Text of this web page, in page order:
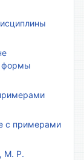
формы
с примерами
М. Р.